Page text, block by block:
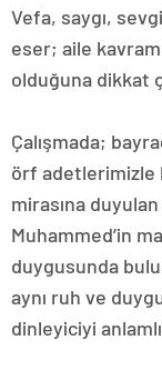
Vefa, saygı,
eser; aile
olduğuna dikkat
Çalışmada;
örf adetlerimizle
mirasına
Muhammed’in
duygusunda
aynı ruh ve
dinleyiciyi